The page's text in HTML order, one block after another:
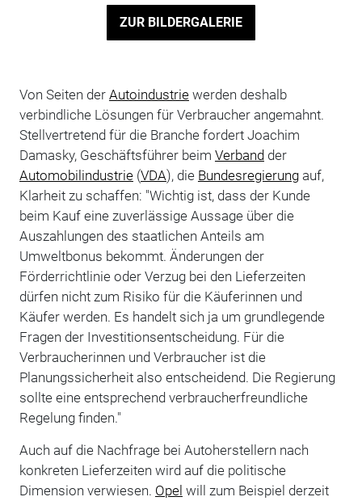
ZUR BILDERGALERIE
Von Seiten der Autoindustriewerden deshalb
verbindliche Lösungen für Verbraucher angemahnt.
Stellvertretend für die Branche fordert Joachim
Damasky, Geschäftsführer beim Verbandder
Automobilindustrie(VDA), die Bundesregierungauf,
Klarheit zu schaffen: "Wichtig ist, dass der Kunde
beim Kauf eine zuverlässige Aussage über die
Auszahlungen des staatlichen Anteils am
Umweltbonus bekommt. Änderungen der
Förderrichtlinie oder Verzug bei den Lieferzeiten
dürfen nicht zum Risiko für die Käuferinnen und
Käufer werden. Es handelt sich ja um grundlegende
Fragen der Investitionsentscheidung. Für die
Verbraucherinnen und Verbraucher ist die
Planungssicherheit also entscheidend. Die Regierung
sollte eine entsprechend verbraucherfreundliche
Regelung finden."
Auch auf die Nachfrage bei Autoherstellern nach
konkreten Lieferzeiten wird auf die politische
Dimension verwiesen. Opel will zum Beispiel derzeit